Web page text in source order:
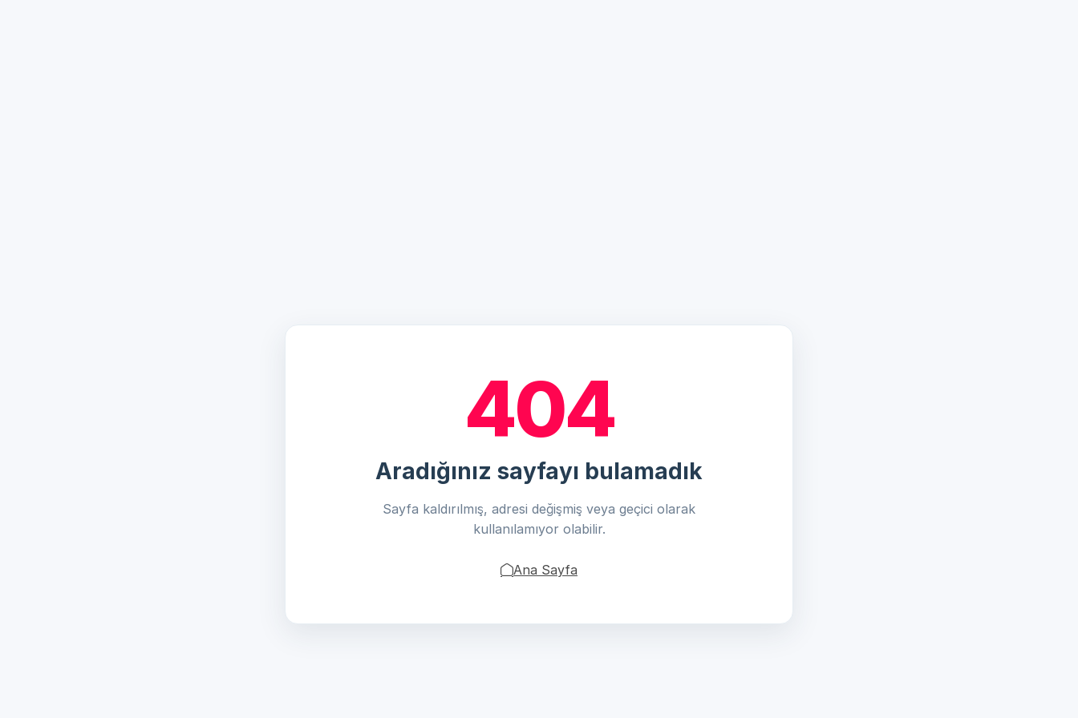
404
Aradığınız sayfayı bulamadık
Sayfa kaldırılmış, adresi değişmiş veya geçici olarak
kullanılamıyor olabilir.
Ana Sayfa